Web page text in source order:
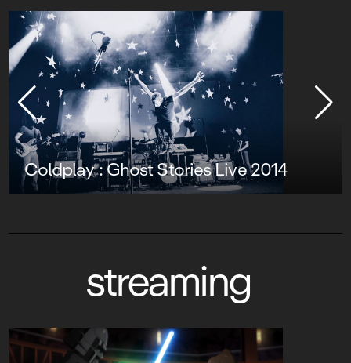
Coldplay : Ghost Stories Live 2014
streaming
Stuart Fails to Save the Universe